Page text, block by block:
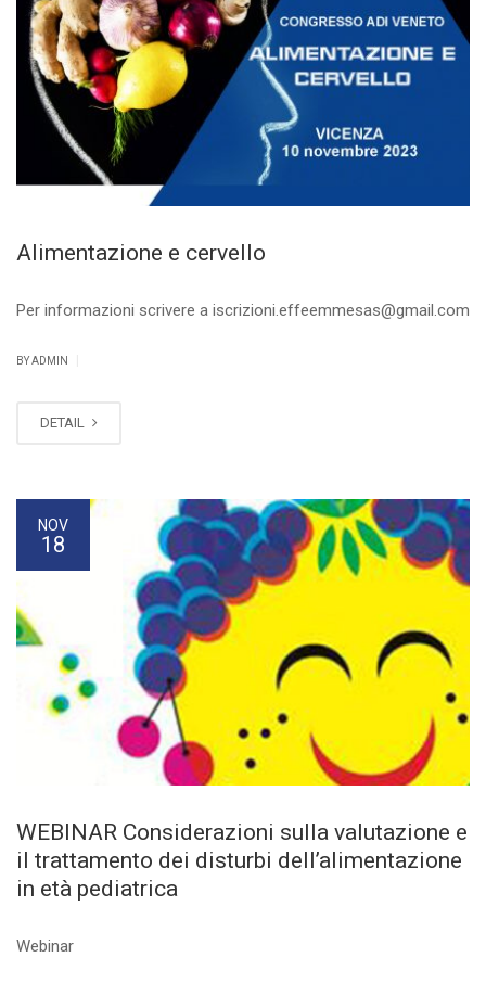
Alimentazione e cervello
Per informazioni scrivere a iscrizioni.effeemmesas@gmail.com
BY ADMIN
DETAIL
NOV
18
WEBINAR Considerazioni sulla valutazione e
il trattamento dei disturbi dell’alimentazione
in età pediatrica
Webinar